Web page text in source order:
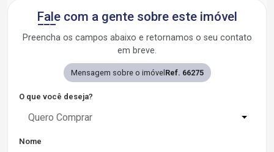
Fale com a gente sobre este imóvel
Preencha os campos abaixo e retornamos o seu contato
em breve.
Mensagem sobre o imóvel Ref. 66275
O que você deseja?
Quero Comprar
Nome